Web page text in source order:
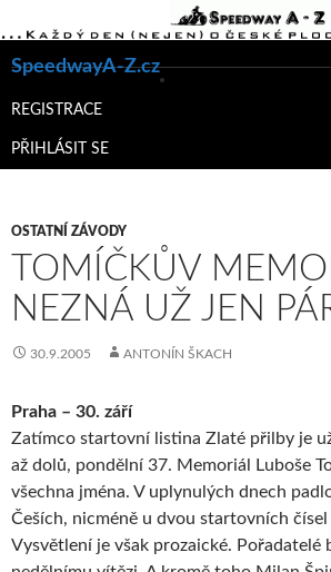
SpeedwayA-Z.cz
K
WEBU
REGISTRACE
PŘIHLÁSIT SE
OSTATNÍ ZÁVODY
TOMÍČKŮV
NEZNÁ UŽ JEN
30.9.2005 ANTONÍN ŠKACH
Praha – 30. září
Zatímco startovní listina Zlaté přilby je
až dolů, pondělní 37. Memoriál Luboše
všechna jména. V uplynulých dnech
Češích, nicméně u dvou startovních
Vysvětlení je však prozaické. Pořadatelé